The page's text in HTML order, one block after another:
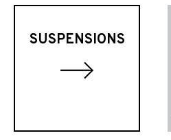
SUSPENSIONS